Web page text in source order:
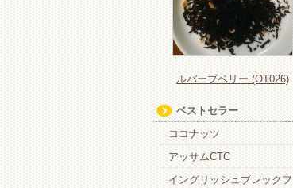
ルバーブベリー (OT026)
ベストセラー
ココナッツ
アッサムCTC
イングリッシュブレックフ